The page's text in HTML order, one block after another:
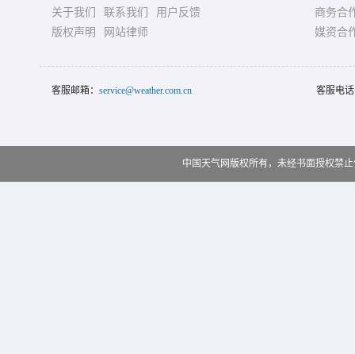
关于我们 联系我们
用户反馈
版权声明
网站律师
商务合
媒资合
客服邮箱： service@weather.com.cn 客服电
中国天气网版权所有，未经书面授权